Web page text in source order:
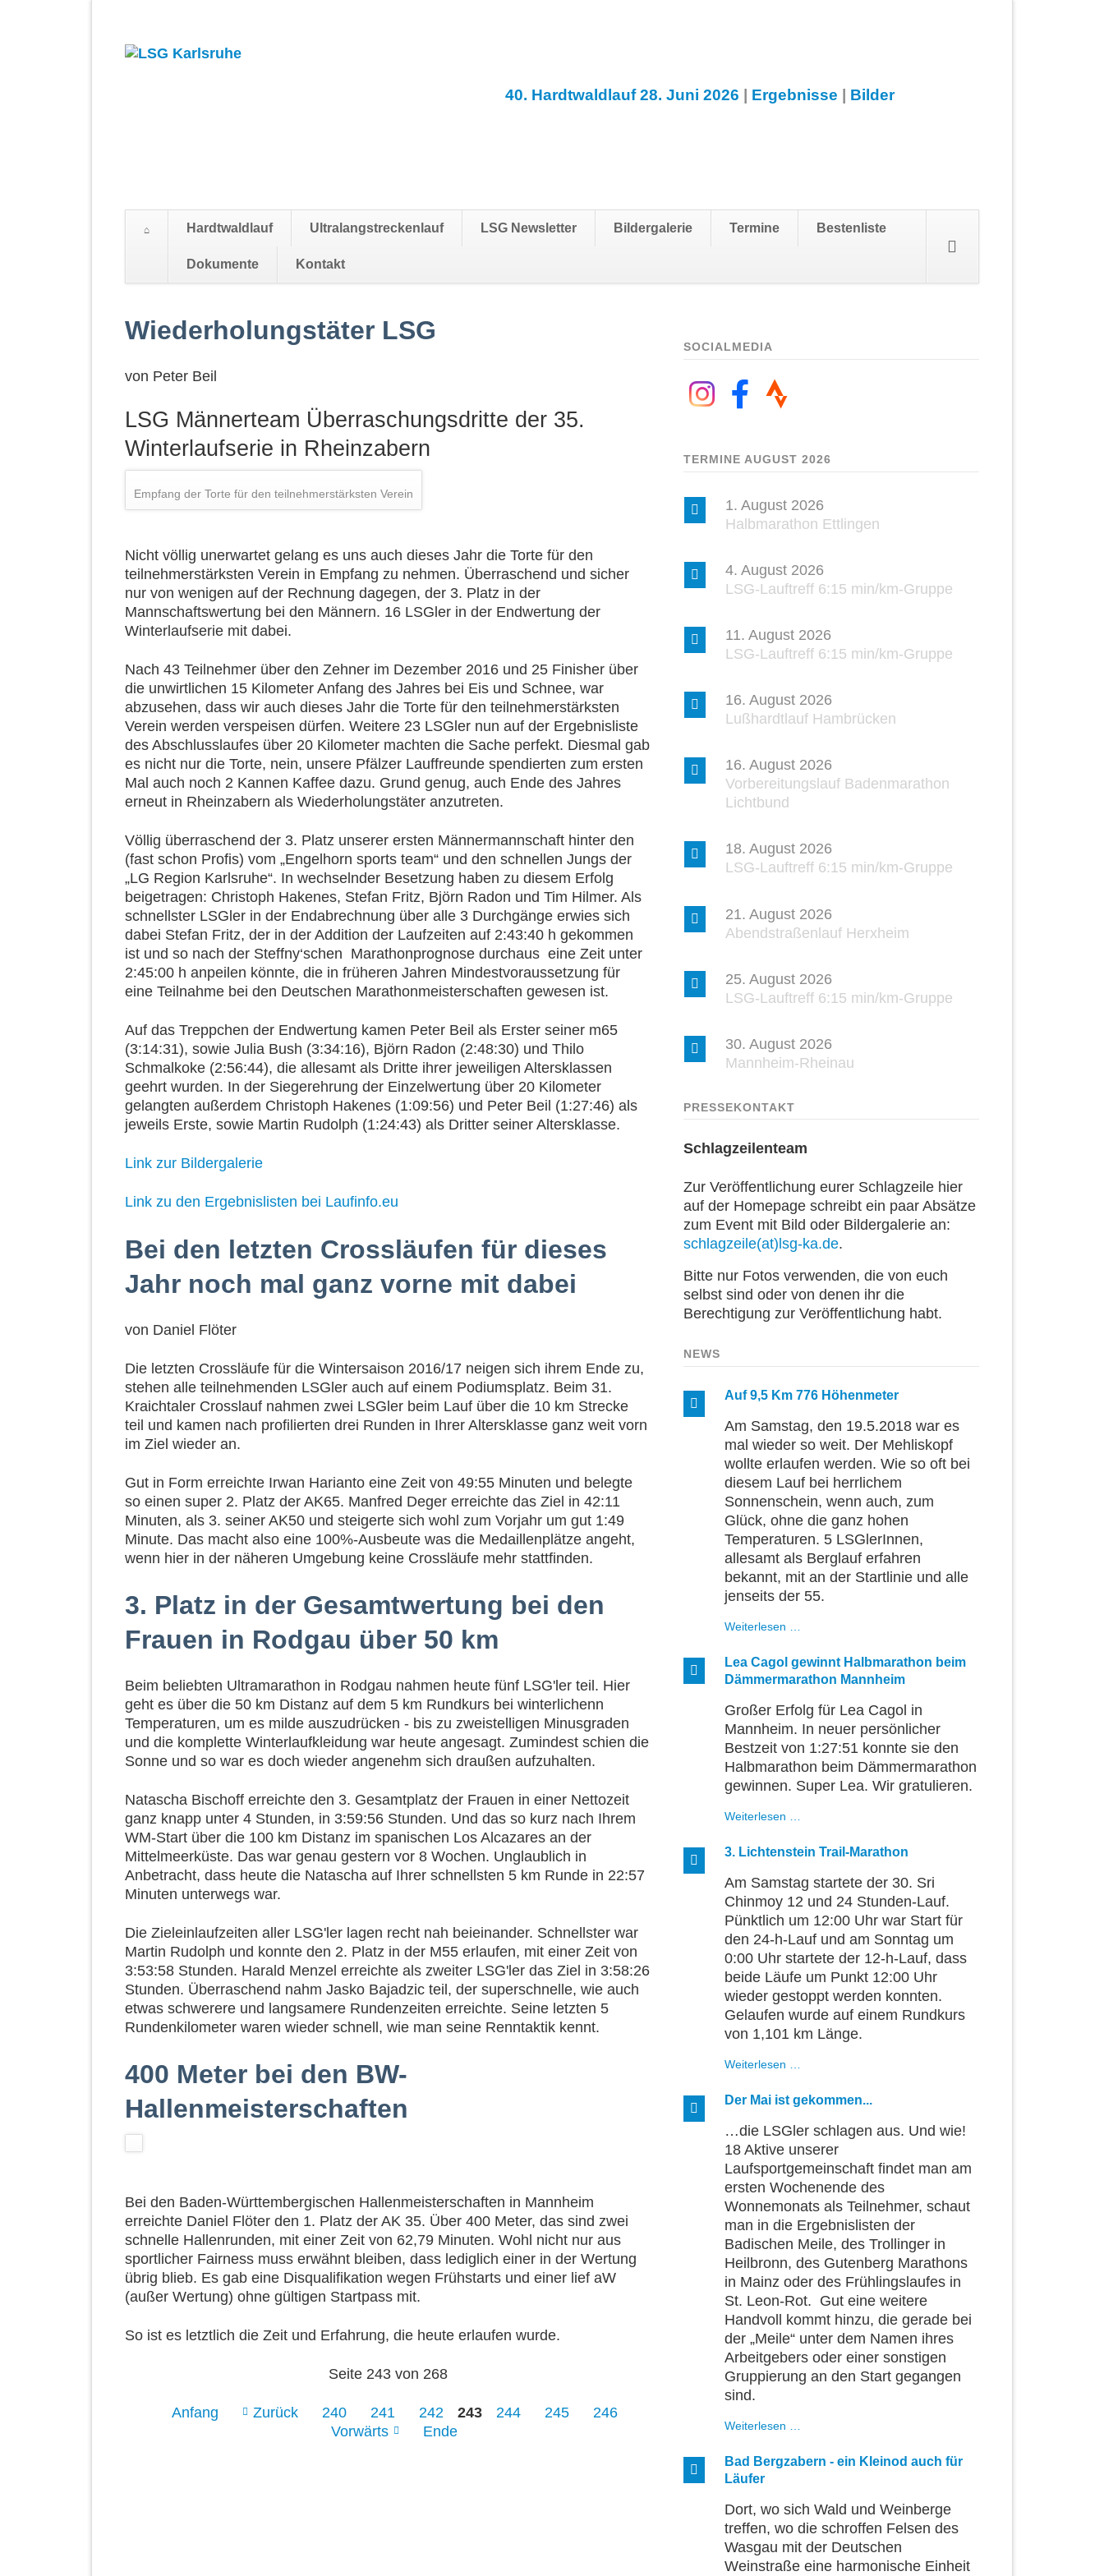
40. Hardtwaldlauf 28. Juni 2026 | Ergebnisse | Bilder
überspringen
Hardtwaldlauf Ultralangstreckenlauf LSG Newsletter Bildergalerie Termine Bestenliste
Dokumente Kontakt
Wiederholungstäter LSG
von Peter Beil
LSG Männerteam Überraschungsdritte der 35.
Winterlaufserie in Rheinzabern
Empfang der Torte für den teilnehmerstärksten Verein
Nicht völlig unerwartet gelang es uns auch dieses Jahr die Torte für den
teilnehmerstärksten Verein in Empfang zu nehmen. Überraschend und sicher
nur von wenigen auf der Rechnung dagegen, der 3. Platz in der
Mannschaftswertung bei den Männern. 16 LSGler in der Endwertung der
Winterlaufserie mit dabei.
Nach 43 Teilnehmer über den Zehner im Dezember 2016 und 25 Finisher über
die unwirtlichen 15 Kilometer Anfang des Jahres bei Eis und Schnee, war
abzusehen, dass wir auch dieses Jahr die Torte für den teilnehmerstärksten
Verein werden verspeisen dürfen. Weitere 23 LSGler nun auf der Ergebnisliste
des Abschlusslaufes über 20 Kilometer machten die Sache perfekt. Diesmal gab
es nicht nur die Torte, nein, unsere Pfälzer Lauffreunde spendierten zum ersten
Mal auch noch 2 Kannen Kaffee dazu. Grund genug, auch Ende des Jahres
erneut in Rheinzabern als Wiederholungstäter anzutreten.
Völlig überraschend der 3. Platz unserer ersten Männermannschaft hinter den
(fast schon Profis) vom „Engelhorn sports team“ und den schnellen Jungs der
„LG Region Karlsruhe“. In wechselnder Besetzung haben zu diesem Erfolg
beigetragen: Christoph Hakenes, Stefan Fritz, Björn Radon und Tim Hilmer. Als
schnellster LSGler in der Endabrechnung über alle 3 Durchgänge erwies sich
dabei Stefan Fritz, der in der Addition der Laufzeiten auf 2:43:40 h gekommen
ist und so nach der Steffny‘schen Marathonprognose durchaus eine Zeit unter
2:45:00 h anpeilen könnte, die in früheren Jahren Mindestvoraussetzung für
eine Teilnahme bei den Deutschen Marathonmeisterschaften gewesen ist.
Auf das Treppchen der Endwertung kamen Peter Beil als Erster seiner m65
(3:14:31), sowie Julia Bush (3:34:16), Björn Radon (2:48:30) und Thilo
Schmalkoke (2:56:44), die allesamt als Dritte ihrer jeweiligen Altersklassen
geehrt wurden. In der Siegerehrung der Einzelwertung über 20 Kilometer
gelangten außerdem Christoph Hakenes (1:09:56) und Peter Beil (1:27:46) als
jeweils Erste, sowie Martin Rudolph (1:24:43) als Dritter seiner Altersklasse.
Link zur Bildergalerie
Link zu den Ergebnislisten bei Laufinfo.eu
Bei den letzten Crossläufen für dieses
Jahr noch mal ganz vorne mit dabei
von Daniel Flöter
Die letzten Crossläufe für die Wintersaison 2016/17 neigen sich ihrem Ende zu,
stehen alle teilnehmenden LSGler auch auf einem Podiumsplatz. Beim 31.
Kraichtaler Crosslauf nahmen zwei LSGler beim Lauf über die 10 km Strecke
teil und kamen nach profilierten drei Runden in Ihrer Altersklasse ganz weit vorn
im Ziel wieder an.
Gut in Form erreichte Irwan Harianto eine Zeit von 49:55 Minuten und belegte
so einen super 2. Platz der AK65. Manfred Deger erreichte das Ziel in 42:11
Minuten, als 3. seiner AK50 und steigerte sich wohl zum Vorjahr um gut 1:49
Minute. Das macht also eine 100%-Ausbeute was die Medaillenplätze angeht,
wenn hier in der näheren Umgebung keine Crossläufe mehr stattfinden.
3. Platz in der Gesamtwertung bei den
Frauen in Rodgau über 50 km
Beim beliebten Ultramarathon in Rodgau nahmen heute fünf LSG'ler teil. Hier
geht es über die 50 km Distanz auf dem 5 km Rundkurs bei winterlichenn
Temperaturen, um es milde auszudrücken - bis zu zweistelligen Minusgraden
und die komplette Winterlaufkleidung war heute angesagt. Zumindest schien die
Sonne und so war es doch wieder angenehm sich draußen aufzuhalten.
Natascha Bischoff erreichte den 3. Gesamtplatz der Frauen in einer Nettozeit
ganz knapp unter 4 Stunden, in 3:59:56 Stunden. Und das so kurz nach Ihrem
WM-Start über die 100 km Distanz im spanischen Los Alcazares an der
Mittelmeerküste. Das war genau gestern vor 8 Wochen. Unglaublich in
Anbetracht, dass heute die Natascha auf Ihrer schnellsten 5 km Runde in 22:57
Minuten unterwegs war.
Die Zieleinlaufzeiten aller LSG'ler lagen recht nah beieinander. Schnellster war
Martin Rudolph und konnte den 2. Platz in der M55 erlaufen, mit einer Zeit von
3:53:58 Stunden. Harald Menzel erreichte als zweiter LSG'ler das Ziel in 3:58:26
Stunden. Überraschend nahm Jasko Bajadzic teil, der superschnelle, wie auch
etwas schwerere und langsamere Rundenzeiten erreichte. Seine letzten 5
Rundenkilometer waren wieder schnell, wie man seine Renntaktik kennt.
400 Meter bei den BW-
Hallenmeisterschaften
Bei den Baden-Württembergischen Hallenmeisterschaften in Mannheim
erreichte Daniel Flöter den 1. Platz der AK 35. Über 400 Meter, das sind zwei
schnelle Hallenrunden, mit einer Zeit von 62,79 Minuten. Wohl nicht nur aus
sportlicher Fairness muss erwähnt bleiben, dass lediglich einer in der Wertung
übrig blieb. Es gab eine Disqualifikation wegen Frühstarts und einer lief aW
(außer Wertung) ohne gültigen Startpass mit.
So ist es letztlich die Zeit und Erfahrung, die heute erlaufen wurde.
Seite 243 von 268
Anfang Zurück 240 241 242 243 244 245
246
Vorwärts
Ende
SOCIALMEDIA
TERMINE AUGUST 2026
1. August 2026
Halbmarathon Ettlingen
4. August 2026
LSG-Lauftreff 6:15 min/km-Gruppe
11. August 2026
LSG-Lauftreff 6:15 min/km-Gruppe
16. August 2026
Lußhardtlauf Hambrücken
16. August 2026
Vorbereitungslauf Badenmarathon
Lichtbund
18. August 2026
LSG-Lauftreff 6:15 min/km-Gruppe
21. August 2026
Abendstraßenlauf Herxheim
25. August 2026
LSG-Lauftreff 6:15 min/km-Gruppe
30. August 2026
Mannheim-Rheinau
PRESSEKONTAKT
Schlagzeilenteam
Zur Veröffentlichung eurer Schlagzeile hier
auf der Homepage schreibt ein paar Absätze
zum Event mit Bild oder Bildergalerie an:
schlagzeile(at)lsg-ka.de.
Bitte nur Fotos verwenden, die von euch
selbst sind oder von denen ihr die
Berechtigung zur Veröffentlichung habt.
NEWS
Auf 9,5 Km 776 Höhenmeter
Am Samstag, den 19.5.2018 war es
mal wieder so weit. Der Mehliskopf
wollte erlaufen werden. Wie so oft bei
diesem Lauf bei herrlichem
Sonnenschein, wenn auch, zum
Glück, ohne die ganz hohen
Temperaturen. 5 LSGlerInnen,
allesamt als Berglauf erfahren
bekannt, mit an der Startlinie und alle
jenseits der 55.
Weiterlesen …
776
Höhenmeter
Lea Cagol gewinnt Halbmarathon beim
Dämmermarathon Mannheim
Großer Erfolg für Lea Cagol in
Mannheim. In neuer persönlicher
Bestzeit von 1:27:51 konnte sie den
Halbmarathon beim Dämmermarathon
gewinnen. Super Lea. Wir gratulieren.
Weiterlesen …
gewinnt
Halbmarathon
beim
Dämmermarathon
Mannheim
3. Lichtenstein Trail-Marathon
Am Samstag startete der 30. Sri
Chinmoy 12 und 24 Stunden-Lauf.
Pünktlich um 12:00 Uhr war Start für
den 24-h-Lauf und am Sonntag um
0:00 Uhr startete der 12-h-Lauf, dass
beide Läufe um Punkt 12:00 Uhr
wieder gestoppt werden konnten.
Gelaufen wurde auf einem Rundkurs
von 1,101 km Länge.
Weiterlesen …
Trail-
Marathon
Der Mai ist gekommen...
…die LSGler schlagen aus. Und wie!
18 Aktive unserer
Laufsportgemeinschaft findet man am
ersten Wochenende des
Wonnemonats als Teilnehmer, schaut
man in die Ergebnislisten der
Badischen Meile, des Trollinger in
Heilbronn, des Gutenberg Marathons
in Mainz oder des Frühlingslaufes in
St. Leon-Rot. Gut eine weitere
Handvoll kommt hinzu, die gerade bei
der „Meile“ unter dem Namen ihres
Arbeitgebers oder einer sonstigen
Gruppierung an den Start gegangen
sind.
Weiterlesen …
ist
gekommen...
Bad Bergzabern - ein Kleinod auch für
Läufer
Dort, wo sich Wald und Weinberge
treffen, wo die schroffen Felsen des
Wasgau mit der Deutschen
Weinstraße eine harmonische Einheit